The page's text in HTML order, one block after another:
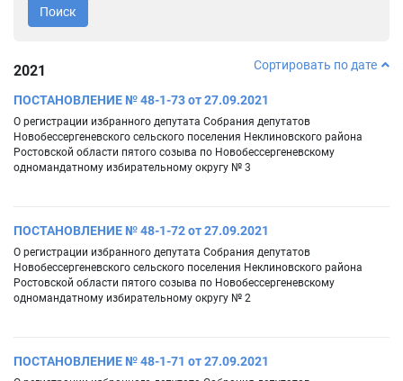
Поиск
2021 Сортировать по дате
ПОСТАНОВЛЕНИЕ № 48-1-73 от 27.09.2021
О регистрации избранного депутата Собрания депутатов
Новобессергеневского сельского поселения Неклиновского района
Ростовской области пятого созыва по Новобессергеневскому
одномандатному избирательному округу № 3
ПОСТАНОВЛЕНИЕ № 48-1-72 от 27.09.2021
О регистрации избранного депутата Собрания депутатов
Новобессергеневского сельского поселения Неклиновского района
Ростовской области пятого созыва по Новобессергеневскому
одномандатному избирательному округу № 2
ПОСТАНОВЛЕНИЕ № 48-1-71 от 27.09.2021